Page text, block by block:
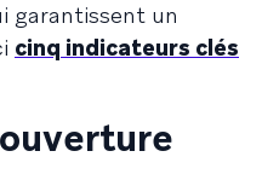
garantissent un
cinq indicateurs clés